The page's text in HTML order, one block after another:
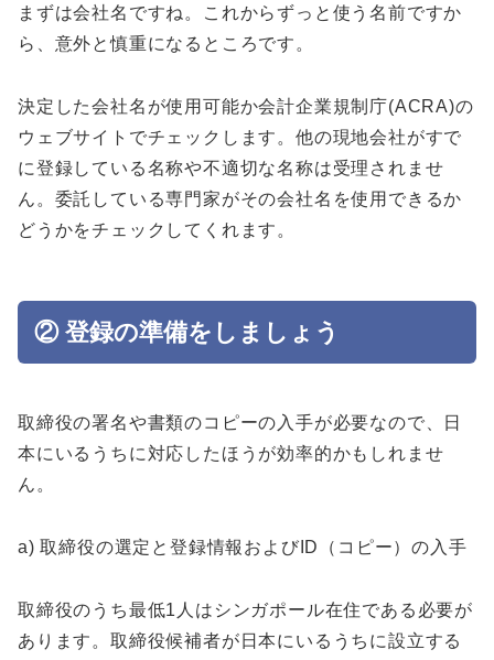
まずは会社名ですね。これからずっと使う名前ですか
ら、意外と慎重になるところです。
決定した会社名が使用可能か会計企業規制庁(ACRA)の
ウェブサイトでチェックします。他の現地会社がすで
に登録している名称や不適切な名称は受理されませ
ん。委託している専門家がその会社名を使用できるか
どうかをチェックしてくれます。
② 登録の準備をしましょう
取締役の署名や書類のコピーの入手が必要なので、日
本にいるうちに対応したほうが効率的かもしれませ
ん。
a) 取締役の選定と登録情報およびID（コピー）の入手
取締役のうち最低1人はシンガポール在住である必要が
あります。取締役候補者が日本にいるうちに設立する